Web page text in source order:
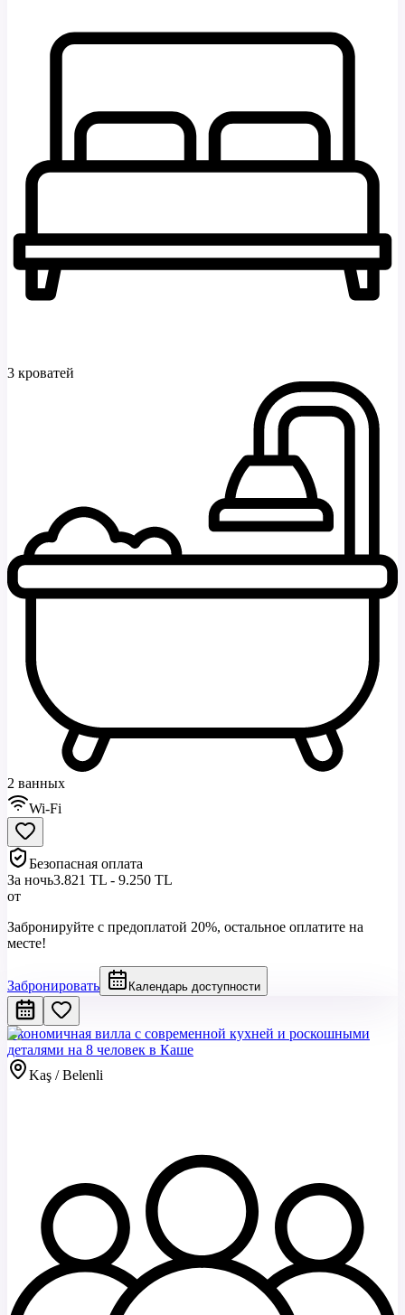
3 кроватей
2 ванных
Wi-Fi
Безопасная оплата
За ночь3.821 TL - 9.250 TL
от
Забронируйте с предоплатой 20%, остальное оплатите на
месте!
Забронировать Календарь доступности
Экономичная вилла с современной кухней и роскошными
деталями на 8 человек в Каше
Kaş / Belenli